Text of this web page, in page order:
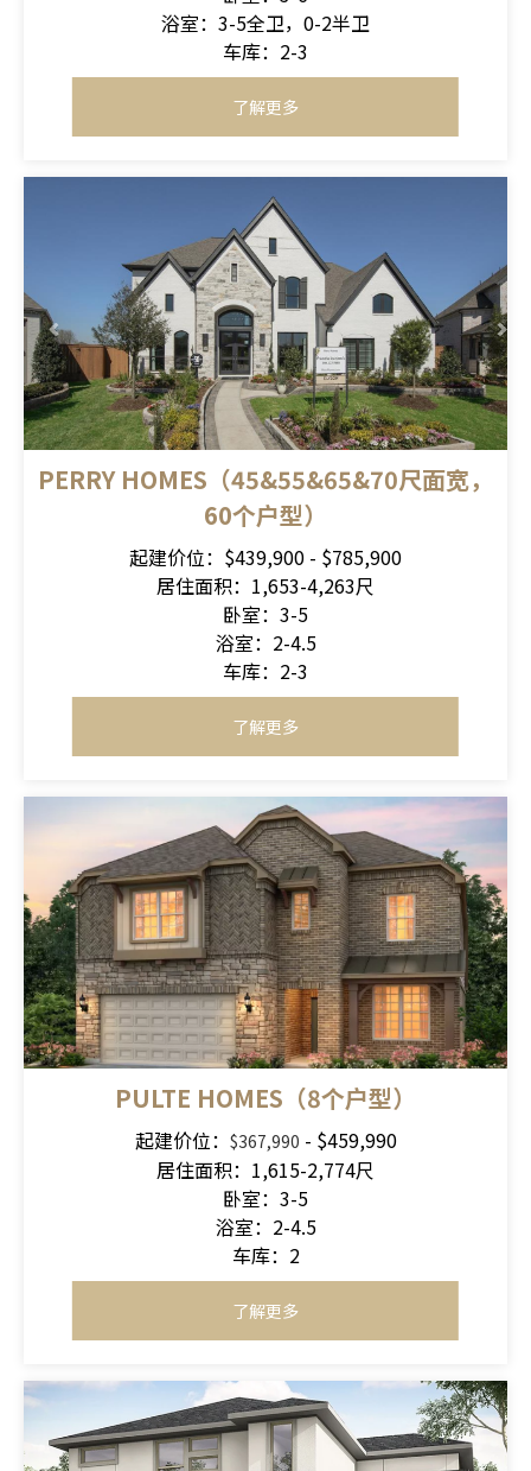
浴室：3-5全卫，0-2半卫
车库：2-3
了解更多
PERRY HOMES（45&55&65&70尺面宽，
60个户型）
起建价位：$439,900 - $785,900
居住面积：1,653-4,263尺
卧室：3-5
浴室：2-4.5
车库：2-3
了解更多
PULTE HOMES（8个户型）
起建价位： $367,990 - $459,990
居住面积：1,615-2,774尺
卧室：3-5
浴室：2-4.5
车库：2
了解更多